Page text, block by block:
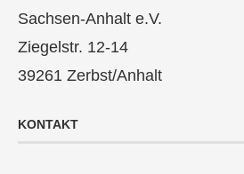
Sachsen-Anhalt e.V.
Ziegelstr. 12-14
39261 Zerbst/Anhalt
KONTAKT